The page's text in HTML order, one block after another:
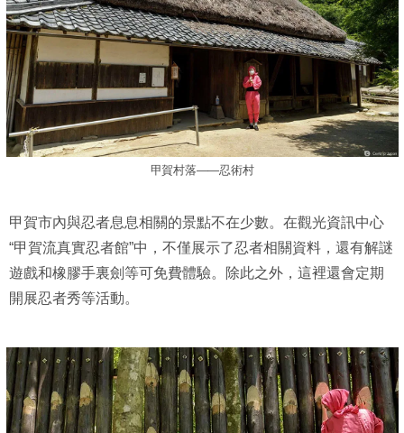
甲賀村落——忍術村
甲賀市內與忍者息息相關的景點不在少數。在觀光資訊中心
“甲賀流真實忍者館”中，不僅展示了忍者相關資料，還有解謎
遊戲和橡膠手裏劍等可免費體驗。除此之外，這裡還會定期
開展忍者秀等活動。